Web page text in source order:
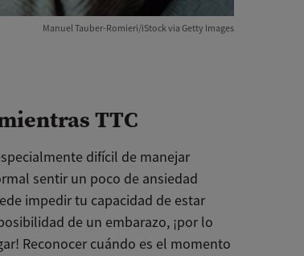
Manuel Tauber-Romieri/iStock via Getty Images
TTC
difícil de manejar
sentir un poco de ansiedad
impedir tu capacidad de estar
de un embarazo, ¡por lo
Reconocer cuándo es el momento